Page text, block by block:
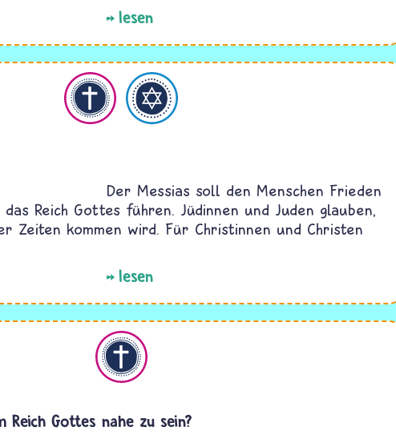
lesen
Der Messias soll den Menschen Frieden
Reich Gottes führen. Jüdinnen und Juden glauben,
Zeiten kommen wird. Für Christinnen und Christen
lesen
Reich Gottes nahe zu sein?